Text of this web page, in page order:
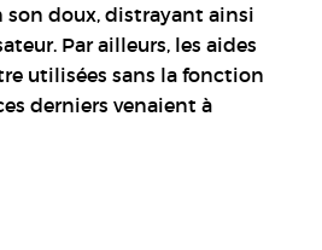
doux, distrayant ainsi
Par ailleurs, les aides
utilisées sans la fonction
derniers venaient à